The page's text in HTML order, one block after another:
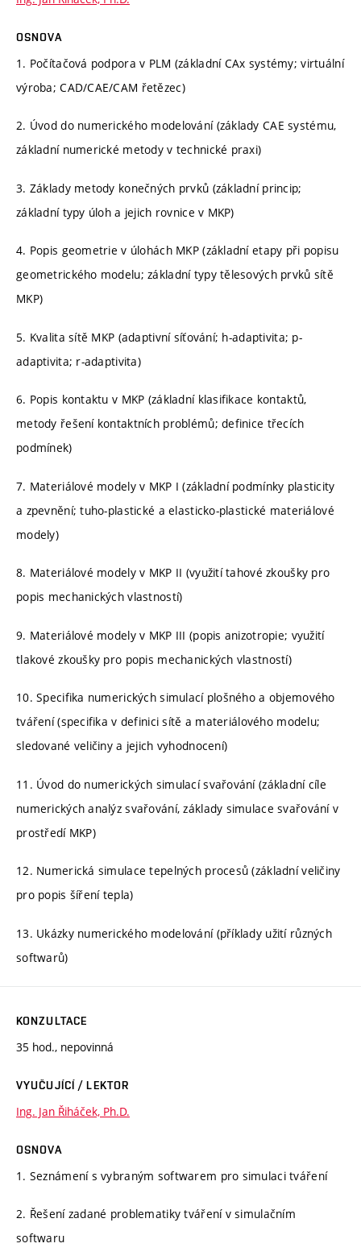
OSNOVA
1. Počítačová podpora v PLM (základní CAx systémy; virtuální
výroba; CAD/CAE/CAM řetězec)
2. Úvod do numerického modelování (základy CAE systému,
základní numerické metody v technické praxi)
3. Základy metody konečných prvků (základní princip;
základní typy úloh a jejich rovnice v MKP)
4. Popis geometrie v úlohách MKP (základní etapy při popisu
geometrického modelu; základní typy tělesových prvků sítě
MKP)
5. Kvalita sítě MKP (adaptivní síťování; h-adaptivita; p-
adaptivita; r-adaptivita)
6. Popis kontaktu v MKP (základní klasifikace kontaktů,
metody řešení kontaktních problémů; definice třecích
podmínek)
7. Materiálové modely v MKP I (základní podmínky plasticity
a zpevnění; tuho-plastické a elasticko-plastické materiálové
modely)
8. Materiálové modely v MKP II (využití tahové zkoušky pro
popis mechanických vlastností)
9. Materiálové modely v MKP III (popis anizotropie; využití
tlakové zkoušky pro popis mechanických vlastností)
10. Specifika numerických simulací plošného a objemového
tváření (specifika v definici sítě a materiálového modelu;
sledované veličiny a jejich vyhodnocení)
11. Úvod do numerických simulací svařování (základní cíle
numerických analýz svařování, základy simulace svařování v
prostředí MKP)
12. Numerická simulace tepelných procesů (základní veličiny
pro popis šíření tepla)
13. Ukázky numerického modelování (příklady užití různých
softwarů)
KONZULTACE
35 hod., nepovinná
VYUČUJÍCÍ / LEKTOR
Ing. Jan Řiháček, Ph.D.
OSNOVA
1. Seznámení s vybraným softwarem pro simulaci tváření
2. Řešení zadané problematiky tváření v simulačním
softwaru